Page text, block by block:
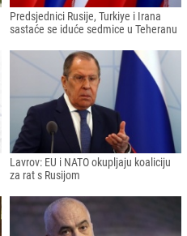
Predsjednici Rusije, Turkiye i Irana
sastaće se iduće sedmice u Teheranu
Lavrov: EU i NATO okupljaju koaliciju
za rat s Rusijom